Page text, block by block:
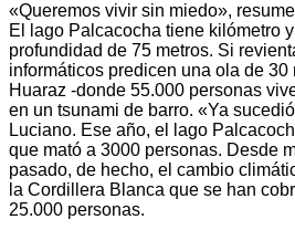
«Queremos vivir sin miedo»,
El lago Palcacocha tiene kilómetro
profundidad de 75 metros. Si
informáticos predicen una ola de 30
Huaraz -donde 55.000 personas
en un tsunami de barro. «Ya
Luciano. Ese año, el lago
que mató a 3000 personas. Desde
pasado, de hecho, el cambio
la Cordillera Blanca que se han
25.000 personas.